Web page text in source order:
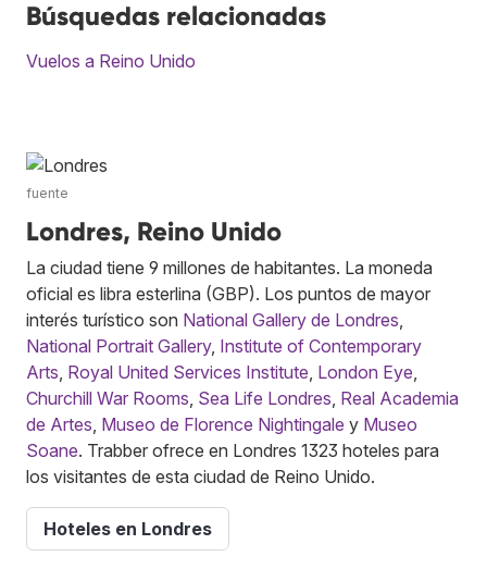
Búsquedas relacionadas
Vuelos a Reino Unido
fuente
Londres, Reino Unido
La ciudad tiene 9 millones de habitantes. La moneda
oficial es libra esterlina (GBP). Los puntos de mayor
interés turístico son National Gallery de Londres
National Portrait Gallery, Institute of Contemporary
Arts Royal United Services Institute London Eye
Churchill War Rooms Sea Life Londres Real Academia
de Artes Museo de Florence Nightingale y Museo
Soane. Trabber ofrece en Londres 1323 hoteles para
los visitantes de esta ciudad de Reino Unido.
Hoteles en Londres